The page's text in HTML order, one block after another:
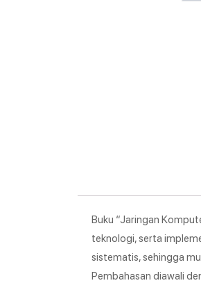
Buku “Jaringan
teknologi, serta
sistematis, sehingga
Pembahasan diawali